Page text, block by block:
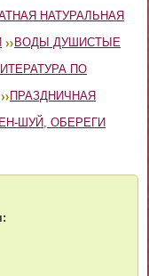
НАТУРАЛЬНАЯ
ВОДЫ ДУШИСТЫЕ
ПО
ПРАЗДНИЧНАЯ
ШУЙ, ОБЕРЕГИ